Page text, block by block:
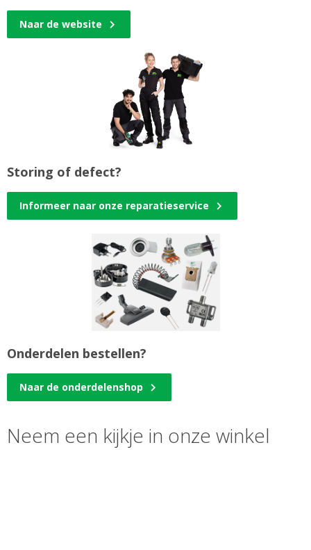
Naar de website
Storing of defect?
Informeer naar onze reparatieservice
Onderdelen bestellen?
Naar de onderdelenshop
Neem een kijkje in onze winkel